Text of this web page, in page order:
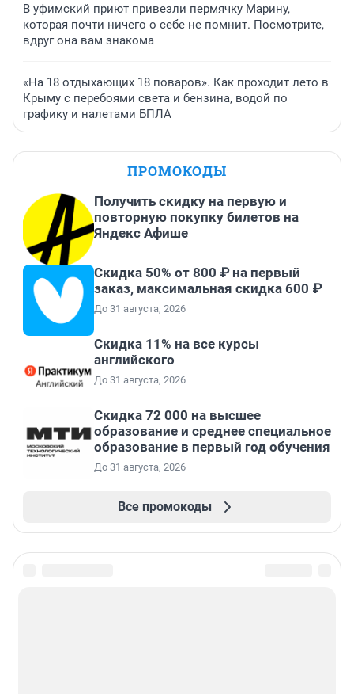
В уфимский приют привезли пермячку Марину,
которая почти ничего о себе не помнит. Посмотрите,
вдруг она вам знакома
«На 18 отдыхающих 18 поваров». Как проходит лето в
Крыму с перебоями света и бензина, водой по
графику и налетами БПЛА
ПРОМОКОДЫ
Получить скидку на первую и
повторную покупку билетов на
Яндекс Афише
Скидка 50% от 800 ₽ на первый
заказ, максимальная скидка 600 ₽
До 31 августа, 2026
Скидка 11% на все курсы
английского
До 31 августа, 2026
Скидка 72 000 на высшее
образование и среднее специальное
образование в первый год обучения
До 31 августа, 2026
Все промокоды